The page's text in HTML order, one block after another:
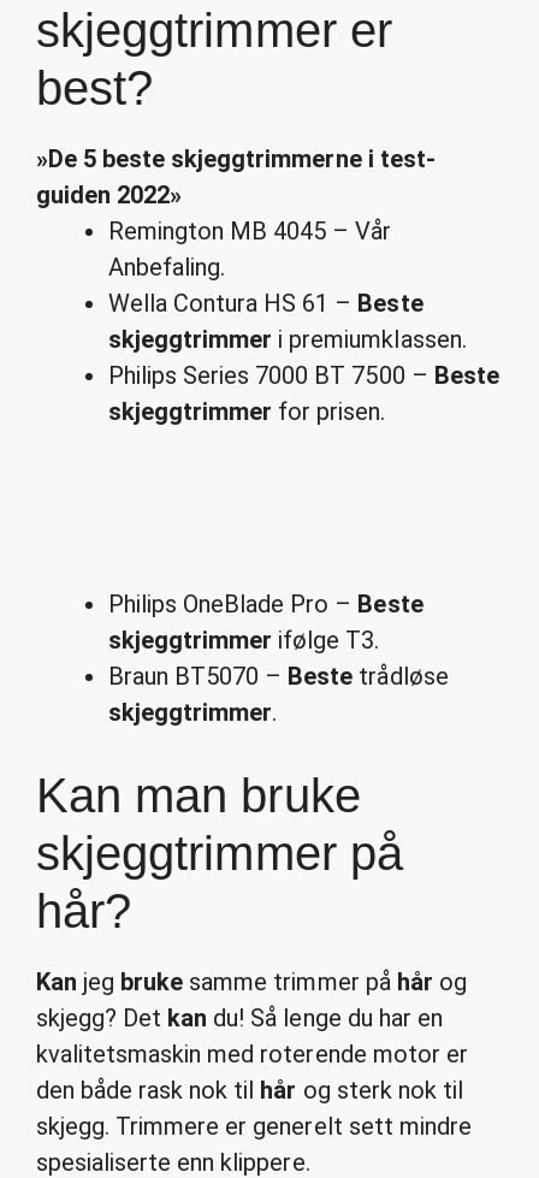
skjeggtrimmer er
best?
»De 5 beste skjeggtrimmerne i test-
guiden 2022»
Remington MB 4045 – Vår
Anbefaling.
Wella Contura HS 61 – Beste
skjeggtrimmer i premiumklassen.
Philips Series 7000 BT 7500 – Beste
skjeggtrimmer for prisen.
Philips OneBlade Pro – Beste
skjeggtrimmer ifølge T3.
Braun BT5070 – Beste trådløse
skjeggtrimmer.
Kan man bruke
skjeggtrimmer på
hår?
Kan jeg bruke samme trimmer på hår og
skjegg? Det kan du! Så lenge du har en
kvalitetsmaskin med roterende motor er
den både rask nok til hår og sterk nok til
skjegg. Trimmere er generelt sett mindre
spesialiserte enn klippere.